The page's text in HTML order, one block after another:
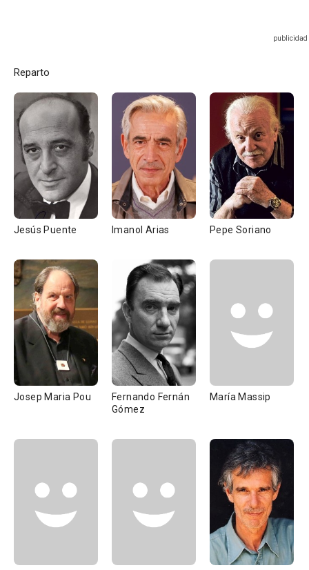
Reparto
Jesús Puente Imanol Arias Pepe Soriano
Josep Maria Pou
Fernando Fernán
Gómez
María Massip